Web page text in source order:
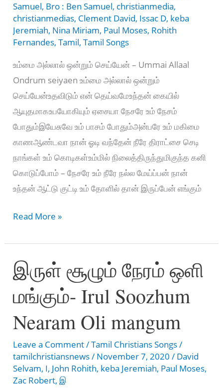
Samuel, Bro : Ben Samuel, christianmedia,
christianmedias, Clement David, Issac D, keba
Jeremiah, Nina Miriam, Paul Moses, Rohith
Fernandes,Tamil,Tamil Songs
உம்மை அல்லால் ஒன்றும் செய்யேன் – Ummai Allaal
Ondrum seiyaen உம்மை அல்லால் ஒன்றும்
செய்யேன்உதவிடும் என் தெய்வமேஉந்தன் கையில்
ஆயுதமாகஉபயோகியும் ஏசையா நேசரே உம் நேசம்
போதும்இயேசுவே உம் பாசம் போதும்அன்பரே உம் மகிமை
காணஆண்டவா நான் ஓடி வந்தேன் நீரே திராட்சை செடி
நாங்கள் உம் கொடிகள்உம்மில் நிலைத்திருந்துமிகுந்த கனி
கொடுப்போம் – நேசரே உம் நீரே நல்ல மேய்ப்பன் நான்
உந்தன் ஆட்டு குட்டி உம் தோளில் தான் இருப்பேன் எங்கும்
உம்மை
ஒன்றும்
–
Ummai
Allaal
Ondrum
seiyaen
Read More »
இருள் சூழும் நேரம் ஒளி
மங்கும்- Irul Soozhum
Nearam Oli mangum
Leave a Comment/Tamil Christians Songs/
tamilchristiansnews/ November 7, 2020/ David
Selvam, I, John Rohith, keba Jeremiah, Paul Moses,
Zac Robert,இ